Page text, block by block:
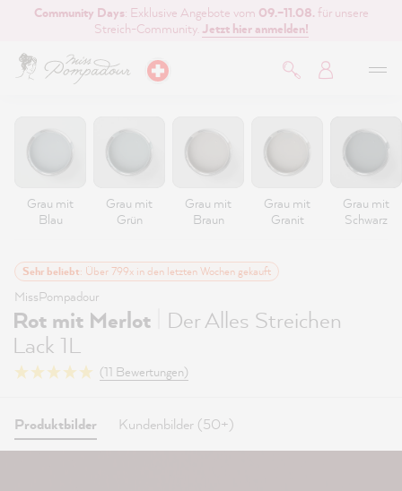
springen
Community Days: Exklusive Angebote vom 09.–11.08. für unsere
Streich-Community. Jetzt hier anmelden!
Grau mit
Blau
Grau mit
Grün
Grau mit
Braun
Grau mit
Granit
Grau mit
Schwarz
Sehr beliebt: Über 799x in den letzten Wochen gekauft
MissPompadour
Rot mit Merlot
Der Alles Streichen
Lack 1L
(11 Bewertungen)
Produktbilder Kundenbilder (50+)